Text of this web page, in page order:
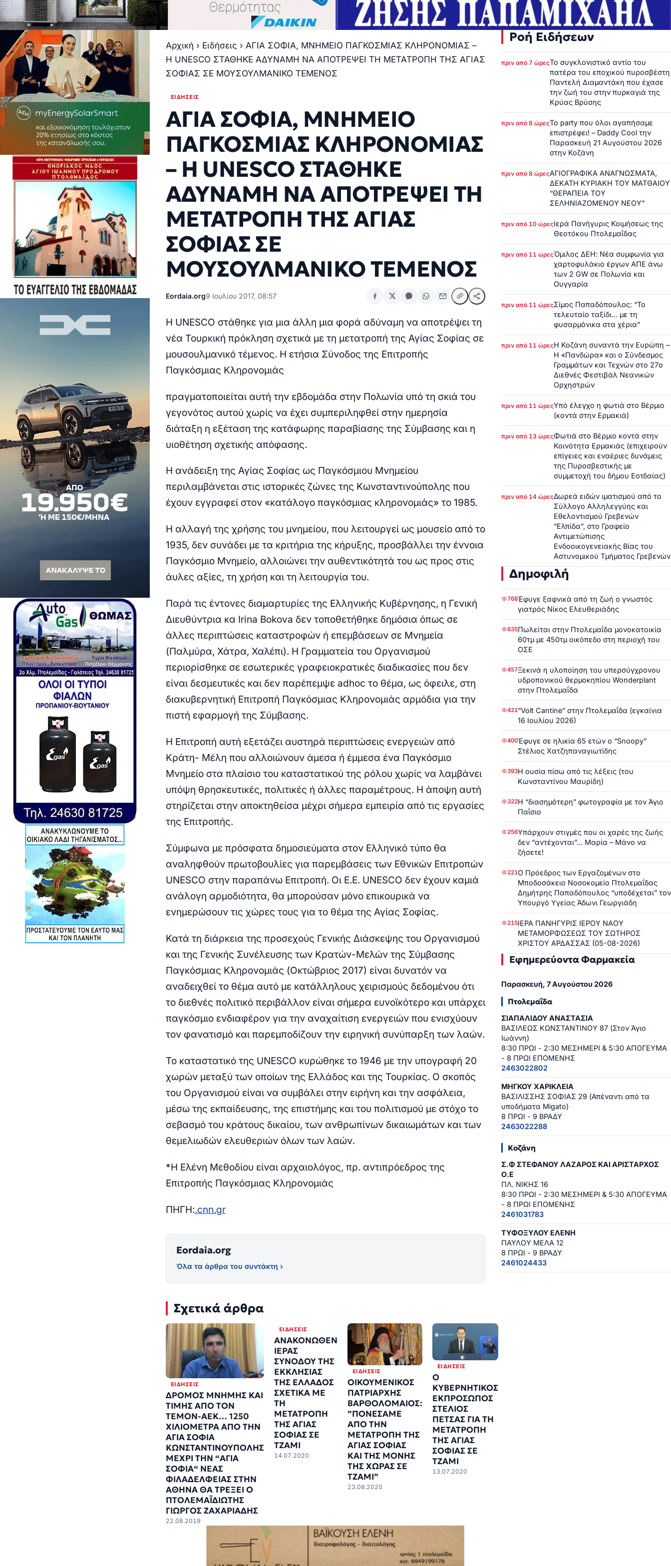
Αρχική › Ειδήσεις › ΑΓΙΑ ΣΟΦΙΑ, ΜΝΗΜΕΙΟ ΠΑΓΚΟΣΜΙΑΣ ΚΛΗΡΟΝΟΜΙΑΣ –
H UNESCO ΣΤΑΘΗΚΕ ΑΔΥΝΑΜΗ ΝΑ ΑΠΟΤΡΕΨΕΙ ΤΗ ΜΕΤΑΤΡΟΠΗ ΤΗΣ ΑΓΙΑΣ
ΣΟΦΙΑΣ ΣΕ ΜΟΥΣΟΥΛΜΑΝΙΚΟ ΤΕΜΕΝΟΣ
ΕΙΔΉΣΕΙΣ
ΑΓΙΑ ΣΟΦΙΑ, ΜΝΗΜΕΙΟ
ΠΑΓΚΟΣΜΙΑΣ ΚΛΗΡΟΝΟΜΙΑΣ
– H UNESCO ΣΤΑΘΗΚΕ
ΑΔΥΝΑΜΗ ΝΑ ΑΠΟΤΡΕΨΕΙ ΤΗ
ΜΕΤΑΤΡΟΠΗ ΤΗΣ ΑΓΙΑΣ
ΣΟΦΙΑΣ ΣΕ
ΜΟΥΣΟΥΛΜΑΝΙΚΟ ΤΕΜΕΝΟΣ
Eordaia.org9 Ιουλίου 2017, 08:57
H UNESCO στάθηκε για μια άλλη μια φορά αδύναμη να αποτρέψει τη
νέα Τουρκική πρόκληση σχετικά με τη μετατροπή της Αγίας Σοφίας σε
μουσουλμανικό τέμενος. Η ετήσια Σύνοδος της Επιτροπής
Παγκόσμιας Κληρονομιάς
πραγματοποιείται αυτή την εβδομάδα στην Πολωνία υπό τη σκιά του
γεγονότος αυτού χωρίς να έχει συμπεριληφθεί στην ημερησία
διάταξη η εξέταση της κατάφωρης παραβίασης της Σύμβασης και η
υιοθέτηση σχετικής απόφασης.
Η ανάδειξη της Αγίας Σοφίας ως Παγκόσμιου Μνημείου
περιλαμβάνεται στις ιστορικές ζώνες της Κωνσταντινούπολης που
έχουν εγγραφεί στον «κατάλογο παγκόσμιας κληρονομιάς» το 1985.
Η αλλαγή της χρήσης του μνημείου, που λειτουργεί ως μουσείο από το
1935, δεν συνάδει με τα κριτήρια της κήρυξης, προσβάλλει την έννοια
Παγκόσμιο Μνημείο, αλλοιώνει την αυθεντικότητά του ως προς στις
άυλες αξίες, τη χρήση και τη λειτουργία του.
Παρά τις έντονες διαμαρτυρίες της Ελληνικής Κυβέρνησης, η Γενική
Διευθύντρια κα Ιrina Bokova δεν τοποθετήθηκε δημόσια όπως σε
άλλες περιπτώσεις καταστροφών ή επεμβάσεων σε Μνημεία
(Παλμύρα, Χάτρα, Χαλέπι). Η Γραμματεία του Οργανισμού
περιορίσθηκε σε εσωτερικές γραφειοκρατικές διαδικασίες που δεν
είναι δεσμευτικές και δεν παρέπεμψε adhoc το θέμα, ως όφειλε, στη
διακυβερνητική Επιτροπή Παγκόσμιας Κληρονομιάς αρμόδια για την
πιστή εφαρμογή της Σύμβασης.
Η Επιτροπή αυτή εξετάζει αυστηρά περιπτώσεις ενεργειών από
Κράτη- Μέλη που αλλοιώνουν άμεσα ή έμμεσα ένα Παγκόσμιο
Μνημείο στα πλαίσιο του καταστατικού της ρόλου χωρίς να λαμβάνει
υπόψη θρησκευτικές, πολιτικές ή άλλες παραμέτρους. Η άποψη αυτή
στηρίζεται στην αποκτηθείσα μέχρι σήμερα εμπειρία από τις εργασίες
της Επιτροπής.
Σύμφωνα με πρόσφατα δημοσιεύματα στον Ελληνικό τύπο θα
αναληφθούν πρωτοβουλίες για παρεμβάσεις των Εθνικών Επιτροπών
UNESCO στην παραπάνω Επιτροπή. Οι Ε.Ε. UNESCO δεν έχουν καμιά
ανάλογη αρμοδιότητα, θα μπορούσαν μόνο επικουρικά να
ενημερώσουν τις χώρες τους για το θέμα της Αγίας Σοφίας.
Κατά τη διάρκεια της προσεχούς Γενικής Διάσκεψης του Οργανισμού
και της Γενικής Συνέλευσης των Κρατών-Μελών της Σύμβασης
Παγκόσμιας Κληρονομιάς (Οκτώβριος 2017) είναι δυνατόν να
αναδειχθεί το θέμα αυτό με κατάλληλους χειρισμούς δεδομένου ότι
το διεθνές πολιτικό περιβάλλον είναι σήμερα ευνοϊκότερο και υπάρχει
παγκόσμιο ενδιαφέρον για την αναχαίτιση ενεργειών που ενισχύουν
τον φανατισμό και παρεμποδίζουν την ειρηνική συνύπαρξη των λαών.
Το καταστατικό της UNESCO κυρώθηκε το 1946 με την υπογραφή 20
χωρών μεταξύ των οποίων της Ελλάδος και της Τουρκίας. Ο σκοπός
του Οργανισμού είναι να συμβάλει στην ειρήνη και την ασφάλεια,
μέσω της εκπαίδευσης, της επιστήμης και του πολιτισμού με στόχο το
σεβασμό του κράτους δικαίου, των ανθρωπίνων δικαιωμάτων και των
θεμελιωδών ελευθεριών όλων των λαών.
*Η Ελένη Μεθοδίου είναι αρχαιολόγος, πρ. αντιπρόεδρος της
Επιτροπής Παγκόσμιας Κληρονομιάς
ΠΗΓΗ:.cnn.gr
Eordaia.org
Όλα τα άρθρα του συντάκτη ›
Σχετικά άρθρα
ΕΙΔΉΣΕΙΣ
ΔΡΟΜΟΣ ΜΝΗΜΗΣ ΚΑΙ
ΤΙΜΗΣ ΑΠΟ ΤΟΝ
ΤΕΜΟΝ-ΑΕΚ… 1250
ΧΙΛΙΟΜΕΤΡΑ ΑΠΟ ΤΗΝ
ΑΓΙΑ ΣΟΦΙΑ
ΚΩΝΣΤΑΝΤΙΝΟΥΠΟΛΗΣ
ΜΕΧΡΙ ΤΗΝ “ΑΓΙΑ
ΣΟΦΙΑ“ ΝΕΑΣ
ΦΙΛΑΔΕΛΦΕΙΑΣ ΣΤΗΝ
ΑΘΗΝΑ ΘΑ ΤΡΕΞΕΙ Ο
ΠΤΟΛΕΜΑΪΔΙΩΤΗΣ
ΓΙΩΡΓΟΣ ΖΑΧΑΡΙΑΔΗΣ
22.08.2019
ΕΙΔΉΣΕΙΣ
ΑΝΑΚΟΝΩΘΕΝ
ΙΕΡΑΣ
ΣΥΝΟΔΟΥ ΤΗΣ
ΕΚΚΛΗΣΙΑΣ
ΤΗΣ ΕΛΛΑΔΟΣ
ΣΧΕΤΙΚΑ ΜΕ
ΤΗ
ΜΕΤΑΤΡΟΠΗ
ΤΗΣ ΑΓΙΑΣ
ΣΟΦΙΑΣ ΣΕ
ΤΖΑΜΙ
14.07.2020
ΕΙΔΉΣΕΙΣ
ΟΙΚΟΥΜΕΝΙΚΟΣ
ΠΑΤΡΙΑΡΧΗΣ
ΒΑΡΘΟΛΟΜΑΙΟΣ:
”ΠΟΝΕΣΑΜΕ
ΑΠΟ ΤΗΝ
ΜΕΤΑΤΡΟΠΗ ΤΗΣ
ΑΓΙΑΣ ΣΟΦΙΑΣ
ΚΑΙ ΤΗΣ ΜΟΝΗΣ
ΤΗΣ ΧΩΡΑΣ ΣΕ
ΤΖΑΜΙ”
23.08.2020
ΕΙΔΉΣΕΙΣ
Ο
ΚΥΒΕΡΝΗΤΙΚΟΣ
ΕΚΠΡΟΣΩΠΟΣ
ΣΤΕΛΙΟΣ
ΠΕΤΣΑΣ ΓΙΑ ΤΗ
ΜΕΤΑΤΡΟΠΗ
ΤΗΣ ΑΓΙΑΣ
ΣΟΦΙΑΣ ΣΕ
ΤΖΑΜΙ
13.07.2020
Ροή Ειδήσεων
πριν από 7 ώρεςΤο συγκλονιστικό αντίο του
πατέρα του εποχικού πυροσβέστη
Παντελή Διαμαντάκη που έχασε
την ζωή του στην πυρκαγιά της
Κρύας Βρύσης
πριν από 8 ώρεςΤο party που όλοι αγαπήσαμε
επιστρέφει! – Daddy Cool την
Παρασκευή 21 Αυγούστου 2026
στην Κοζάνη
πριν από 8 ώρεςΑΓΙΟΓΡΑΦΙΚΑ ΑΝΑΓΝΩΣΜΑΤΑ,
ΔΕΚΑΤΗ ΚΥΡΙΑΚΗ ΤΟΥ ΜΑΤΘΑΙΟΥ
“ΘΕΡΑΠΕΙΑ ΤΟΥ
ΣΕΛΗΝΙΑΖΟΜΕΝΟΥ ΝΕΟΥ”
πριν από 10 ώρεςΙερά Πανήγυρις Κοιμήσεως της
Θεοτόκου Πτολεμαΐδας
πριν από 11 ώρεςΌμιλος ΔΕΗ: Νέα συμφωνία για
χαρτοφυλάκιο έργων ΑΠΕ άνω
των 2 GW σε Πολωνία και
Ουγγαρία
πριν από 11 ώρεςΣίμος Παπαδόπουλος: “Το
τελευταίο ταξίδι… με τη
φυσαρμόνικα στα χέρια”
πριν από 11 ώρεςΗ Κοζάνη συναντά την Ευρώπη –
Η «Πανδώρα» και ο Σύνδεσμος
Γραμμάτων και Τεχνών στο 27ο
Διεθνές Φεστιβάλ Νεανικών
Ορχηστρών
πριν από 11 ώρεςΥπό έλεγχο η φωτιά στο Βέρμιο
(κοντά στην Ερμακιά)
πριν από 13 ώρεςΦωτιά στο Βέρμιο κοντά στην
Κοινότητα Ερμακιάς (επιχειρούν
επίγειες και εναέριες δυνάμεις
της Πυροσβεστικής με
συμμετοχή του δήμου Εοτδαίας)
πριν από 14 ώρεςΔωρεά ειδών ιματισμού από το
Σύλλογο Αλληλεγγύης και
Εθελοντισμού Γρεβενών
“Ελπίδα”, στο Γραφείο
Αντιμετώπισης
Ενδοοικογενειακής Βίας του
Αστυνομικού Τμήματος Γρεβενών
Δημοφιλή
768Έφυγε ξαφνικά από τη ζωή ο γνωστός
γιατρός Νίκος Ελευθεριάδης
635Πωλείται στην Πτολεμαΐδα μονοκατοικία
60τμ με 450τμ οικόπεδο στη περιοχή του
ΟΣΕ
457Ξεκινά η υλοποίηση του υπερσύγχρονου
υδροπονικού θερμοκηπίου Wonderplant
στην Πτολεμαΐδα
421“Volt Cantine” στην Πτολεμαΐδα (εγκαίνια
16 Ιουλίου 2026)
400Έφυγε σε ηλικία 65 ετών ο “Snoopy”
Στέλιος Χατζηπαναγιωτίδης
393Η ουσία πίσω από τις λέξεις (του
Κωνσταντίνου Μαυρίδη)
322Η “διασημότερη” φωτογραφία με τον Άγιο
Παΐσιο
256Υπάρχουν στιγμές που οι χαρές της ζωής
δεν “αντέχονται”… Μαρία – Μάνο να
ζήσετε!
221Ο Πρόεδρος των Εργαζομένων στο
Μποδοσάκειο Νοσοκομείο Πτολεμαΐδας
Δημήτρης Παπαδόπουλος “υποδέχεται” τον
Υπουργό Υγείας Άδωνι Γεωργιάδη
215ΙΕΡΑ ΠΑΝΗΓΥΡΙΣ ΙΕΡΟΥ ΝΑΟΥ
ΜΕΤΑΜΟΡΦΩΣΕΩΣ ΤΟΥ ΣΩΤΗΡΟΣ
ΧΡΙΣΤΟΥ ΑΡΔΑΣΣΑΣ (05-08-2026)
Εφημερεύοντα Φαρμακεία
Παρασκευή, 7 Αυγούστου 2026
Πτολεμαΐδα
ΣΙΑΠΑΛΙΔΟΥ ΑΝΑΣΤΑΣΙΑ
ΒΑΣΙΛΕΩΣ ΚΩΝΣΤΑΝΤΙΝΟΥ 87 (Στον Άγιο
Ιωάννη)
8:30 ΠΡΩΙ - 2:30 ΜΕΣΗΜΕΡΙ & 5:30 ΑΠΟΓΕΥΜΑ
- 8 ΠΡΩΙ ΕΠΟΜΕΝΗΣ
2463022802
ΜΗΓΚΟΥ ΧΑΡΙΚΛΕΙΑ
ΒΑΣΙΛΙΣΣΗΣ ΣΟΦΙΑΣ 29 (Απέναντι από τα
υποδήματα Migato)
8 ΠΡΩΙ - 9 ΒΡΑΔΥ
2463022288
Κοζάνη
Σ.Φ ΣΤΕΦΑΝΟΥ ΛΑΖΑΡΟΣ ΚΑΙ ΑΡΙΣΤΑΡΧΟΣ
Ο.Ε
ΠΛ. ΝΙΚΗΣ 16
8:30 ΠΡΩΙ - 2:30 ΜΕΣΗΜΕΡΙ & 5:30 ΑΠΟΓΕΥΜΑ
- 8 ΠΡΩΙ ΕΠΟΜΕΝΗΣ
2461031783
ΤΥΦΟΞΥΛΟΥ ΕΛΕΝΗ
ΠΑΥΛΟΥ ΜΕΛΑ 12
8 ΠΡΩΙ - 9 ΒΡΑΔΥ
2461024433